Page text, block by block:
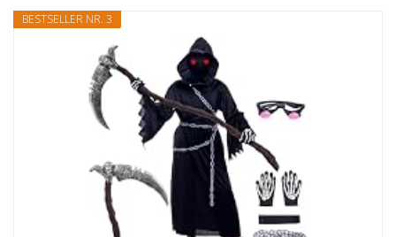
BESTSELLER NR. 3